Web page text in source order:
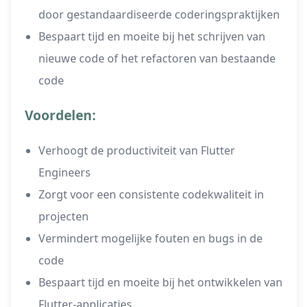
door gestandaardiseerde coderingspraktijken
Bespaart tijd en moeite bij het schrijven van
nieuwe code of het refactoren van bestaande
code
Voordelen:
Verhoogt de productiviteit van Flutter
Engineers
Zorgt voor een consistente codekwaliteit in
projecten
Vermindert mogelijke fouten en bugs in de
code
Bespaart tijd en moeite bij het ontwikkelen van